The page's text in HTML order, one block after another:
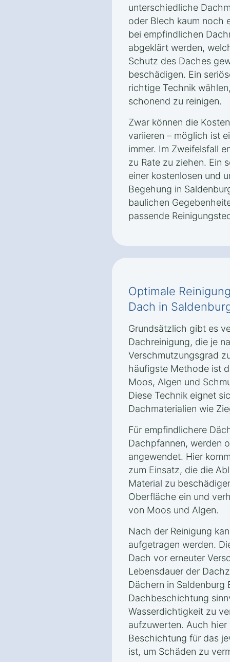
unterschiedliche
oder Blech kaum noch
bei empfindlichen
abgeklärt werden,
Schutz des Daches
beschädigen. Ein
richtige Technik
schonend zu reinigen.
Zwar können die
variieren – möglich ist
immer. Im Zweifelsfall
zu Rate zu ziehen. Ein
einer kostenlosen und
Begehung in
baulichen
passende
Optimale
Dach in
Grundsätzlich gibt es
Dachreinigung, die je
Verschmutzungsgrad
häufigste Methode ist
Moos, Algen und
Diese Technik eignet
Dachmaterialien wie
Für empfindlichere
Dachpfannen, werden
angewendet. Hier
zum Einsatz, die die
Material zu
Oberfläche ein und
von Moos und Algen.
Nach der Reinigung
aufgetragen werden.
Dach vor erneuter
Lebensdauer der
Dächern in Saldenburg
Dachbeschichtung
Wasserdichtigkeit zu
aufzuwerten. Auch
Beschichtung für das
ist, um Schäden zu